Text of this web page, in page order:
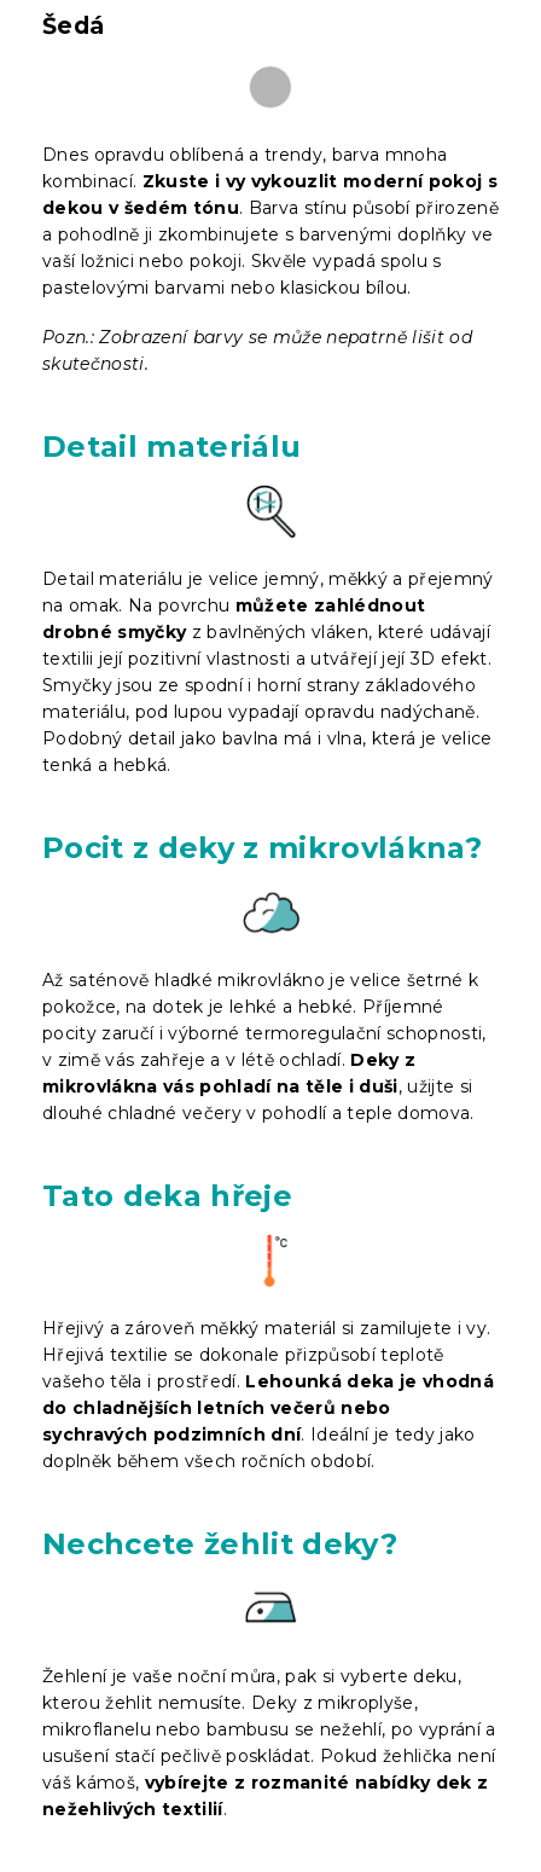
Šedá
Dnes opravdu oblíbená a trendy, barva mnoha
kombinací. Zkuste i vy vykouzlit moderní pokoj s
dekou v šedém tónu. Barva stínu působí přirozeně
a pohodlně ji zkombinujete s barvenými doplňky ve
vaší ložnici nebo pokoji. Skvěle vypadá spolu s
pastelovými barvami nebo klasickou bílou.
Pozn.: Zobrazení barvy se může nepatrně lišit od
skutečnosti.
Detail materiálu
Detail materiálu je velice jemný, měkký a přejemný
na omak. Na povrchu můžete zahlédnout
drobné smyčkyz bavlněných vláken, které udávají
textilii její pozitivní vlastnosti a utvářejí její 3D efekt.
Smyčky jsou ze spodní i horní strany základového
materiálu, pod lupou vypadají opravdu nadýchaně.
Podobný detail jako bavlna má i vlna, která je velice
tenká a hebká.
Pocit z deky z mikrovlákna?
Až saténově hladké mikrovlákno je velice šetrné k
pokožce, na dotek je lehké a hebké. Příjemné
pocity zaručí i výborné termoregulační schopnosti,
v zimě vás zahřeje a v létě ochladí. Deky z
mikrovlákna vás pohladí na těle i duši, užijte si
dlouhé chladné večery v pohodlí a teple domova.
Tato deka hřeje
Hřejivý a zároveň měkký materiál si zamilujete i vy.
Hřejivá textilie se dokonale přizpůsobí teplotě
vašeho těla i prostředí. Lehounká deka je vhodná
do chladnějších letních večerů nebo
sychravých podzimních dní. Ideální je tedy jako
doplněk během všech ročních období.
Nechcete žehlit deky?
Žehlení je vaše noční můra, pak si vyberte deku,
kterou žehlit nemusíte. Deky z mikroplyše,
mikroflanelu nebo bambusu se nežehlí, po vyprání a
usušení stačí pečlivě poskládat. Pokud žehlička není
váš kámoš, vybírejte z rozmanité nabídky dek z
nežehlivých textilií.